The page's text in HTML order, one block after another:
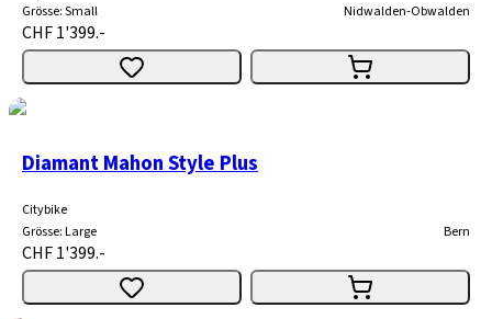
Grösse:Small Nidwalden-Obwalden
CHF 1'399.-
Diamant Mahon Style Plus
Citybike
Grösse:Large Bern
CHF 1'399.-